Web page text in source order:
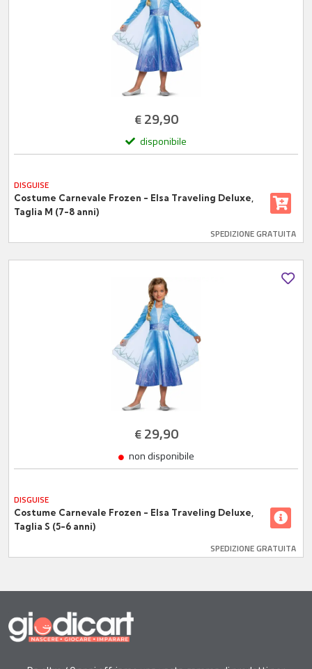
€29,90
disponibile
DISGUISE
Costume Carnevale Frozen - Elsa Traveling Deluxe,
Taglia M (7-8 anni)
SPEDIZIONE GRATUITA
€29,90
non disponibile
DISGUISE
Costume Carnevale Frozen - Elsa Traveling Deluxe,
Taglia S (5-6 anni)
SPEDIZIONE GRATUITA